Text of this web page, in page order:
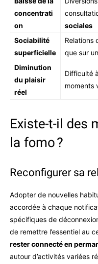
concentrati
on
sociales
Sociabilité
superficielle
Relations
que sur
Diminution
du plaisir
réel
Difficulté
moments
Existe-t-il des
la fomo ?
Reconfigurer sa
Adopter de nouvelles
accordée à chaque
spécifiques de
de remettre l’essentiel au
rester connecté en
autour d’activités variées